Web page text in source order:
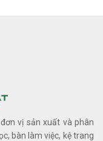
vị sản xuất và phân
bàn làm việc, kệ trang